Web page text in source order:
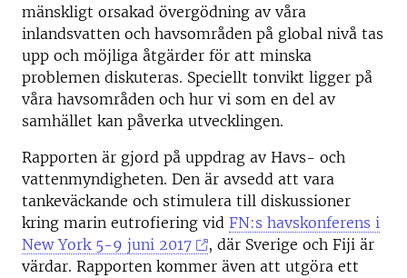
mänskligt orsakad övergödning av våra
inlandsvatten och havsområden på global nivå tas
upp och möjliga åtgärder för att minska
problemen diskuteras. Speciellt tonvikt ligger på
våra havsområden och hur vi som en del av
samhället kan påverka utvecklingen.
Rapporten är gjord på uppdrag av Havs- och
vattenmyndigheten. Den är avsedd att vara
tankeväckande och stimulera till diskussioner
kring marin eutrofiering vid FN:s havskonferens i
New York 5-9 juni 2017
, där Sverige och Fiji är
värdar. Rapporten kommer även att utgöra ett